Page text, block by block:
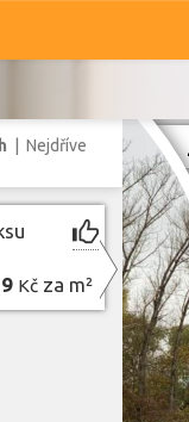
okres Trutnov,
Pozemky
okres Trutnov, Královéhradecký kraj
| Nejdříve
Kč za m²